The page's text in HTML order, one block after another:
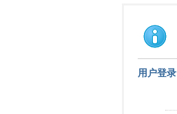
用户登录